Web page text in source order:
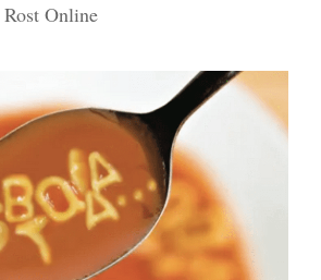
Rost Online